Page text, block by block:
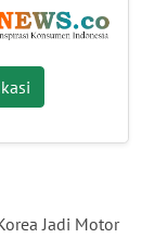
Jadi Motor